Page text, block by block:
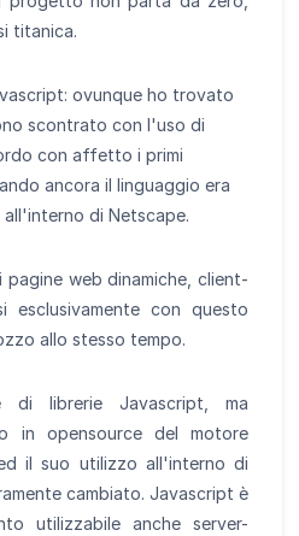
titanica.
ovunque ho trovato
scontrato con l'uso di
con affetto i primi
ancora il linguaggio era
di Netscape.
web dinamiche, client-
con questo
allo stesso tempo.
di librerie Javascript, ma
in opensource del motore
il suo utilizzo all'interno di
cambiato. Javascript è
utilizzabile anche server-